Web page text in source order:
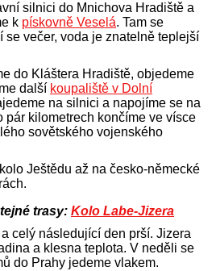
silnici do Mnichova Hradiště a
k pískovně Veselá. Tam se
se večer, voda je znatelně teplejší
do Kláštera Hradiště, objedeme
další koupaliště v Dolní
na silnici a napojíme se na
pár kilometrech končíme ve vísce
sovětského vojenského
Ještědu až na česko-německé
trasy: Kolo Labe-Jizera
celý následující den prší. Jizera
a klesna teplota. V neděli se
do Prahy jedeme vlakem.